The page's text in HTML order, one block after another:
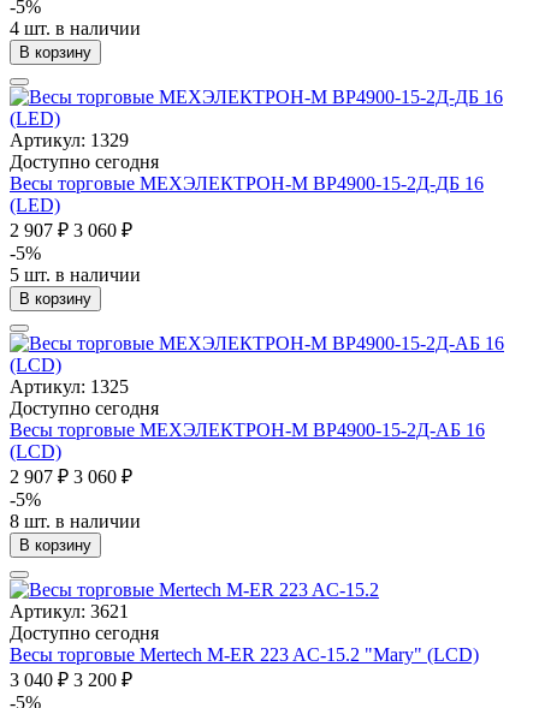
-5%
4 шт. в наличии
В корзину
Артикул: 1329
Доступно сегодня
Весы торговые МЕХЭЛЕКТРОН-М ВР4900-15-2Д-ДБ 16
(LED)
2 907 ₽ 3 060 ₽
-5%
5 шт. в наличии
В корзину
Артикул: 1325
Доступно сегодня
Весы торговые МЕХЭЛЕКТРОН-М ВР4900-15-2Д-АБ 16
(LCD)
2 907 ₽ 3 060 ₽
-5%
8 шт. в наличии
В корзину
Артикул: 3621
Доступно сегодня
Весы торговые Mertech M-ER 223 AC-15.2 "Mary" (LCD)
3 040 ₽ 3 200 ₽
-5%